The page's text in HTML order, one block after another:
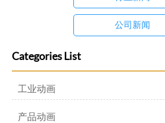
公司新闻
Categories List
工业动画
产品动画